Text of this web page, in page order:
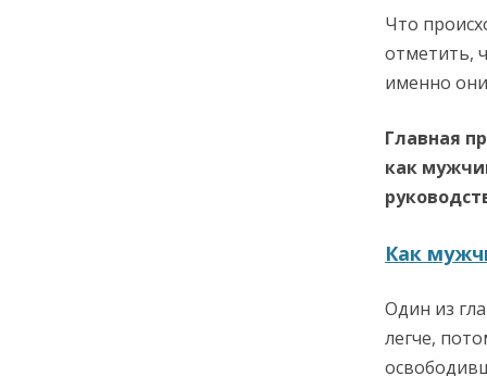
Что
отметить,
именно
Главная
как
Как
Один из
легче,